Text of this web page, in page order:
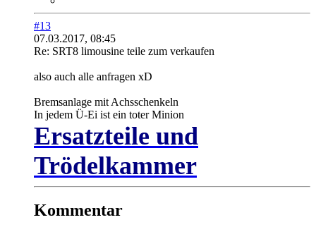
#13
07.03.2017, 08:45
Re: SRT8 limousine teile zum verkaufen
also auch alle anfragen xD
Bremsanlage mit Achsschenkeln
In jedem Ü-Ei ist ein toter Minion
Ersatzteile und
Trödelkammer
Kommentar